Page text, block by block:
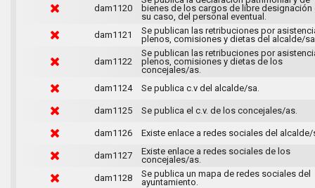
dam1120
bienes de los cargos de libre designación
su caso, del personal eventual.
dam1121
Se publican las retribuciones por
plenos, comisiones y dietas del alcalde/
dam1122
Se publican las retribuciones por
plenos, comisiones y dietas de los
concejales/as.
dam1124
Se publica c.v del alcalde/sa.
dam1125 Se publica el c.v. de los concejales/as.
dam1126 Existe enlace a redes sociales del alcalde/
dam1127
Existe enlace a redes sociales de los
concejales/as.
dam1128
Se publica un mapa de redes sociales del
ayuntamiento.